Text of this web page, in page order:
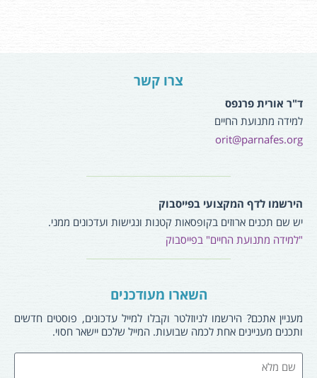
צרו קשר
ד"ר אורית פרנפס
למידה מתנועת החיים
orit@parnafes.org
הירשמו לדף המקצועי בפייסבוק
יש שם תכנים ארוזים בקופסאות קטנות ונגישות ועדכונים ממני.
"למידה מתנועת החיים" בפייסבוק
השארו מעודכנים
מעניין אתכם? הירשמו לניוזלטר וקבלו למייל עדכונים, פוסטים חדשים
ותכנים מעניינים אחת לכמה שבועות. המייל שלכם יישאר חסוי.